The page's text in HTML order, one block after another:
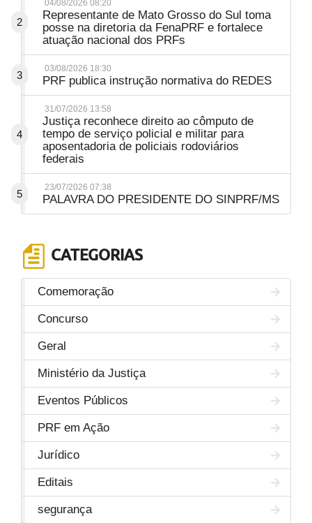
2
04/08/2026 08:20
Representante de Mato Grosso do Sul toma
posse na diretoria da FenaPRF e fortalece
atuação nacional dos PRFs
3
03/08/2026 18:30
PRF publica instrução normativa do REDES
4
31/07/2026 13:58
Justiça reconhece direito ao cômputo de
tempo de serviço policial e militar para
aposentadoria de policiais rodoviários
federais
5
23/07/2026 07:38
PALAVRA DO PRESIDENTE DO SINPRF/MS
CATEGORIAS
Comemoração
Concurso
Geral
Ministério da Justiça
Eventos Públicos
PRF em Ação
Jurídico
Editais
segurança